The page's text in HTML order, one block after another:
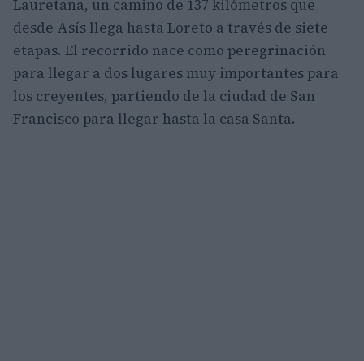
Lauretana, un camino de 137 kilómetros que
desde Asís llega hasta Loreto a través de siete
etapas. El recorrido nace como peregrinación
para llegar a dos lugares muy importantes para
los creyentes, partiendo de la ciudad de San
Francisco para llegar hasta la casa Santa.